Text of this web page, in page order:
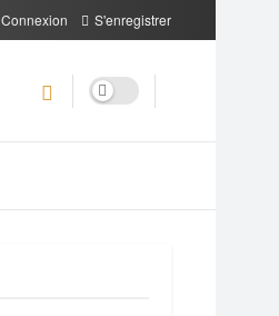
Connexion S'enregistrer